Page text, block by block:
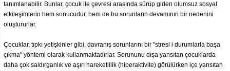
tanımlanabilir. Bunlar, çocuk ile çevresi arasında sürüp giden olumsuz sosyal
etkileşimlerin hem sonucudur, hem de bu sorunların devamının bir nedenini
oluştururlar.
Çocuklar, tıpkı yetişkinler gibi, davranış sorunlarını bir "stresi i durumlarla başa
çıkma" yöntemi olarak kullanmaktadırlar. Sorununu dışa yansıtan çocuklarda
daha çok saldırganlık ve aşırı hareketlilik (hiperaktivite) görülürken içe yansıtan